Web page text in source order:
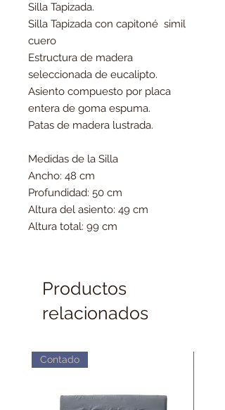
Silla Tapizada.
Silla Tapizada con capitoné simil
cuero
Estructura de madera
seleccionada de eucalipto.
Asiento compuesto por placa
entera de goma espuma.
Patas de madera lustrada.
Medidas de la Silla
Ancho: 48 cm
Profundidad: 50 cm
Altura del asiento: 49 cm
Altura total: 99 cm
Productos
relacionados
Contado